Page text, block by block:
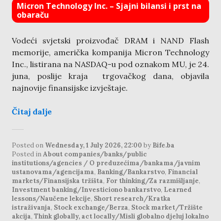
Micron Technology Inc. – Sjajni bilansi i prst na
obaraču
Vodeći svjetski proizvođač DRAM i NAND Flash
memorije, američka kompanija Micron Technology
Inc., listirana na NASDAQ-u pod oznakom MU, je 24.
juna, poslije kraja trgovačkog dana, objavila
najnovije finansijske izvještaje.
Čitaj dalje
Posted on Wednesday, 1 July 2026, 22:00 by Bife.ba
Posted inAbout companies/banks/public
institutions/agencies / O preduzećima/bankama/javnim
ustanovama/agencijama, Banking/Bankarstvo, Financial
markets/Finansijska tržišta, For thinking/Za razmišljanje,
Investment banking/Investiciono bankarstvo, Learned
lessons/Naučene lekcije, Short research/Kratka
istraživanja, Stock exchange/Berza, Stock market/Tržište
akcija, Think globally, act locally/Misli globalno djeluj lokalno